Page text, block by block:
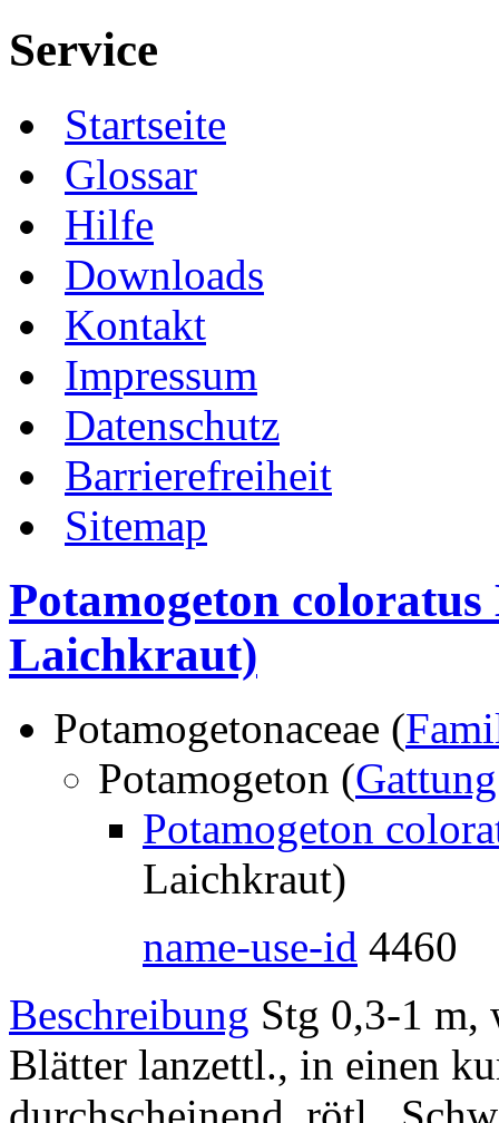
Service
Startseite
Glossar
Hilfe
Downloads
Kontakt
Impressum
Datenschutz
Barrierefreiheit
Sitemap
Potamogeton
Laichkraut)
Potamogetonaceae (
Potamogeton (Gattung
Potamogeton
Laichkraut)
name-use-id 4460
Beschreibung Stg 0,3-1 m,
Blätter lanzettl., in einen